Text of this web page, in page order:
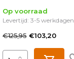
Op voorraad
Levertijd: 3-5 werkdagen
€125,95 €103,20